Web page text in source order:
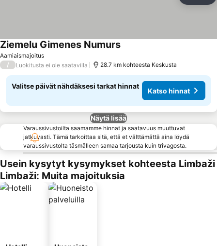
Aamiaismajoitus
Ziemelu Gimenes Numurs
/ Luokitusta ei ole saatavilla 28.7 km kohteesta Keskusta
Valitse päivät nähdäksesi tarkat hinnat
Katso hinnat
Näytä lisää
Varaussivustoilta saamamme hinnat ja saatavuus muuttuvat
jatkuvasti. Tämä tarkoittaa sitä, että et välttämättä aina löydä
varaussivustolta täsmälleen samaa tarjousta kuin trivagosta.
Usein kysytyt kysymykset kohteesta Limbaži
Limbaži: Muita majoituksia